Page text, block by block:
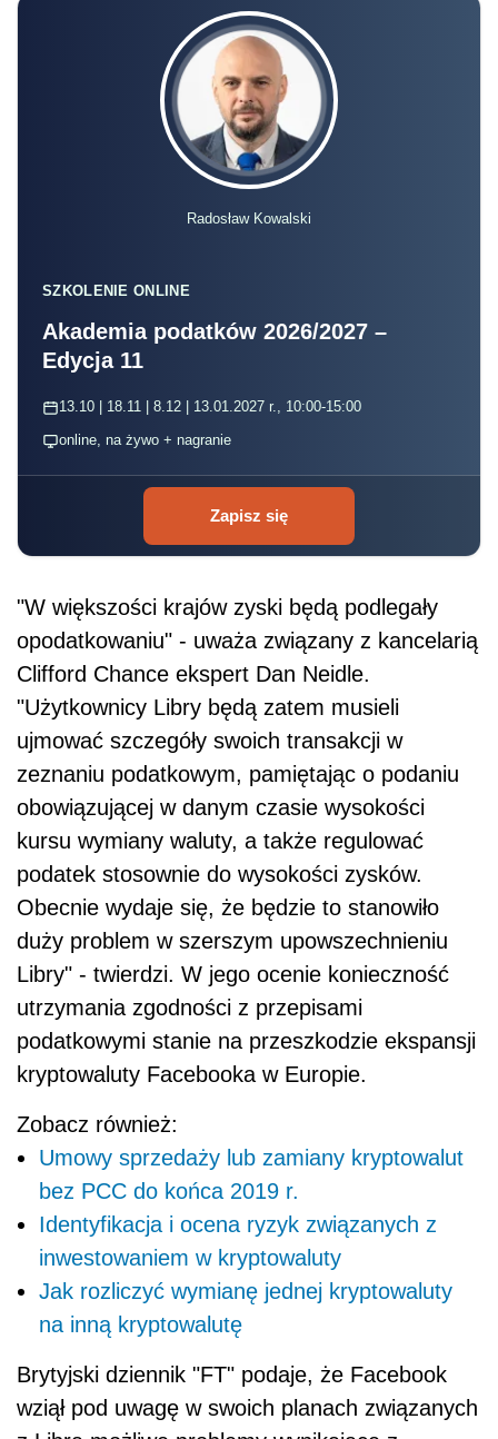
Radosław Kowalski
SZKOLENIE ONLINE
Akademia podatków 2026/2027 –
Edycja 11
13.10 | 18.11 | 8.12 | 13.01.2027 r., 10:00-15:00
online, na żywo + nagranie
Zapisz się
"W większości krajów zyski będą podlegały
opodatkowaniu" - uważa związany z kancelarią
Clifford Chance ekspert Dan Neidle.
"Użytkownicy Libry będą zatem musieli
ujmować szczegóły swoich transakcji w
zeznaniu podatkowym, pamiętając o podaniu
obowiązującej w danym czasie wysokości
kursu wymiany waluty, a także regulować
podatek stosownie do wysokości zysków.
Obecnie wydaje się, że będzie to stanowiło
duży problem w szerszym upowszechnieniu
Libry" - twierdzi. W jego ocenie konieczność
utrzymania zgodności z przepisami
podatkowymi stanie na przeszkodzie ekspansji
kryptowaluty Facebooka w Europie.
Zobacz również:
Umowy sprzedaży lub zamiany kryptowalut
bez PCC do końca 2019 r.
Identyfikacja i ocena ryzyk związanych z
inwestowaniem w kryptowaluty
Jak rozliczyć wymianę jednej kryptowaluty
na inną kryptowalutę
Brytyjski dziennik "FT" podaje, że Facebook
wziął pod uwagę w swoich planach związanych